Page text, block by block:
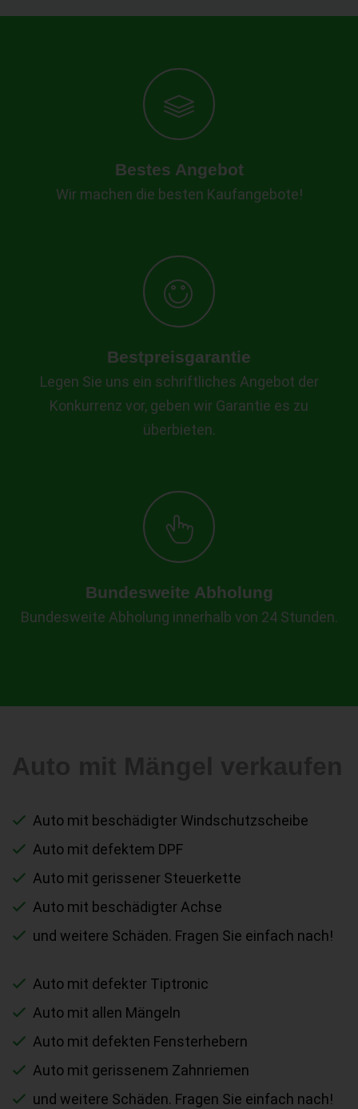
Bestes Angebot
Wir machen die besten Kaufangebote!
Bestpreisgarantie
Legen Sie uns ein schriftliches Angebot der
Konkurrenz vor, geben wir Garantie es zu
überbieten.
Bundesweite Abholung
Bundesweite Abholung innerhalb von 24 Stunden.
Auto mit beschädigter Windschutzscheibe
Auto mit defektem DPF
Auto mit gerissener Steuerkette
Auto mit beschädigter Achse
und weitere Schäden. Fragen Sie einfach nach!
Auto mit defekter Tiptronic
Auto mit allen Mängeln
Auto mit defekten Fensterhebern
Auto mit gerissenem Zahnriemen
und weitere Schäden. Fragen Sie einfach nach!